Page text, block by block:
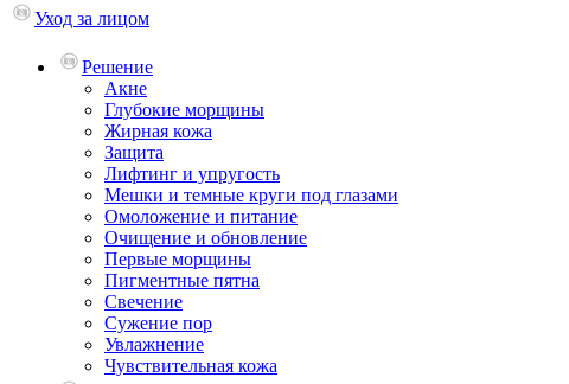
Уход за лицом
Решение
Акне
Глубокие морщины
Жирная кожа
Защита
Лифтинг и упругость
Мешки и темные круги под глазами
Омоложение и питание
Очищение и обновление
Первые морщины
Пигментные пятна
Свечение
Сужение пор
Увлажнение
Чувствительная кожа